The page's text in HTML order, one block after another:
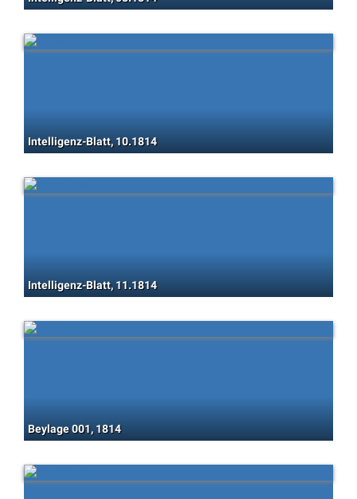
Intelligenz-Blatt, 10.1814
Intelligenz-Blatt, 11.1814
Beylage 001, 1814